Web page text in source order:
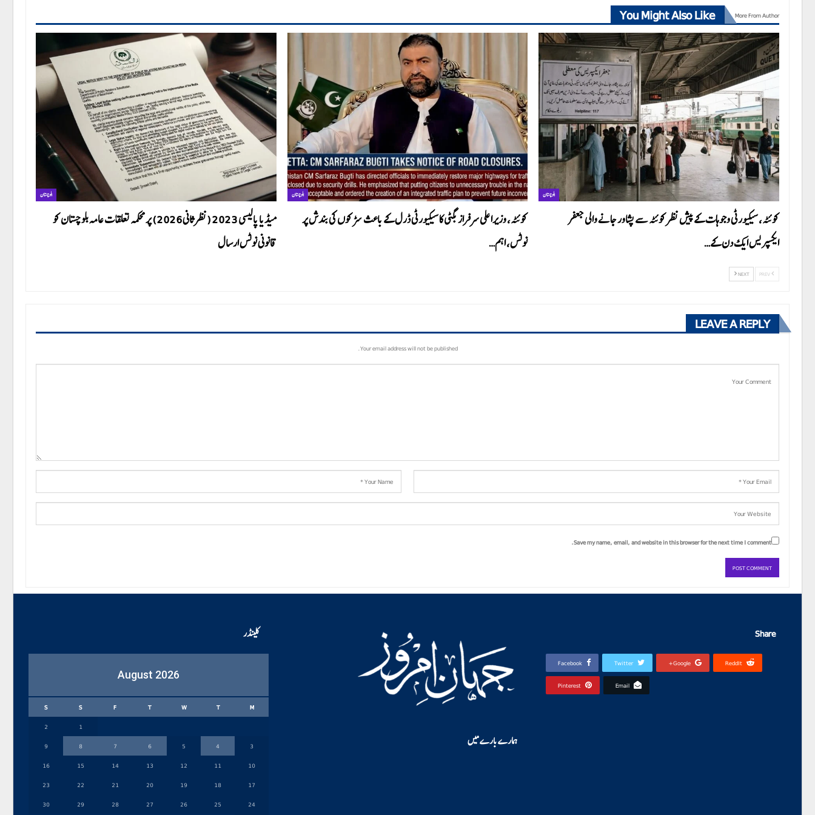
You Might Also Like More From Author
بلوچستان
میڈیا پالیسی 2023 (نظرثانی 2026) پر محکمہ تعلقات عامہ بلوچستان کو
قانونی نوٹس ارسال
بلوچستان
کوئٹہ، وزیراعلی سرفراز بگٹی کا سیکیورٹی ڈرل کے باعث سڑکوں کی بندش پر
نوٹس، اہم…
بلوچستان
کوئٹہ، سیکیورٹی وجوہات کے پیش نظر کوئٹہ سے پشاور جانے والی جعفر
ایکسپریس ایک دن کے…
NEXT
LEAVE A REPLY
Your email address will not be published.
Save my name, email, and website in this browser for the next time I comment.
کلینڈر
August 2026
M
T
W
T
F
S
S
1
2
3
4
5
6
7
8
9
10
11
12
13
14
15
16
17
18
19
20
21
22
23
24
25
26
27
28
29
30
ہمارے بارے میں
Share
Facebook Twitter Google+ ReddIt
Pinterest Email